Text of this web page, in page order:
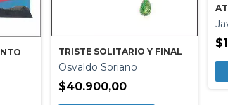
TRISTE SOLITARIO Y FINAL
Osvaldo Soriano
$40.900,00